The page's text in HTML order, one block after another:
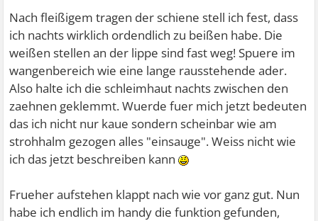
Nach fleißigem tragen der schiene stell ich fest, dass
ich nachts wirklich ordendlich zu beißen habe. Die
weißen stellen an der lippe sind fast weg! Spuere im
wangenbereich wie eine lange rausstehende ader.
Also halte ich die schleimhaut nachts zwischen den
zaehnen geklemmt. Wuerde fuer mich jetzt bedeuten
das ich nicht nur kaue sondern scheinbar wie am
strohhalm gezogen alles "einsauge". Weiss nicht wie
ich das jetzt beschreiben kann
Frueher aufstehen klappt nach wie vor ganz gut. Nun
habe ich endlich im handy die funktion gefunden,